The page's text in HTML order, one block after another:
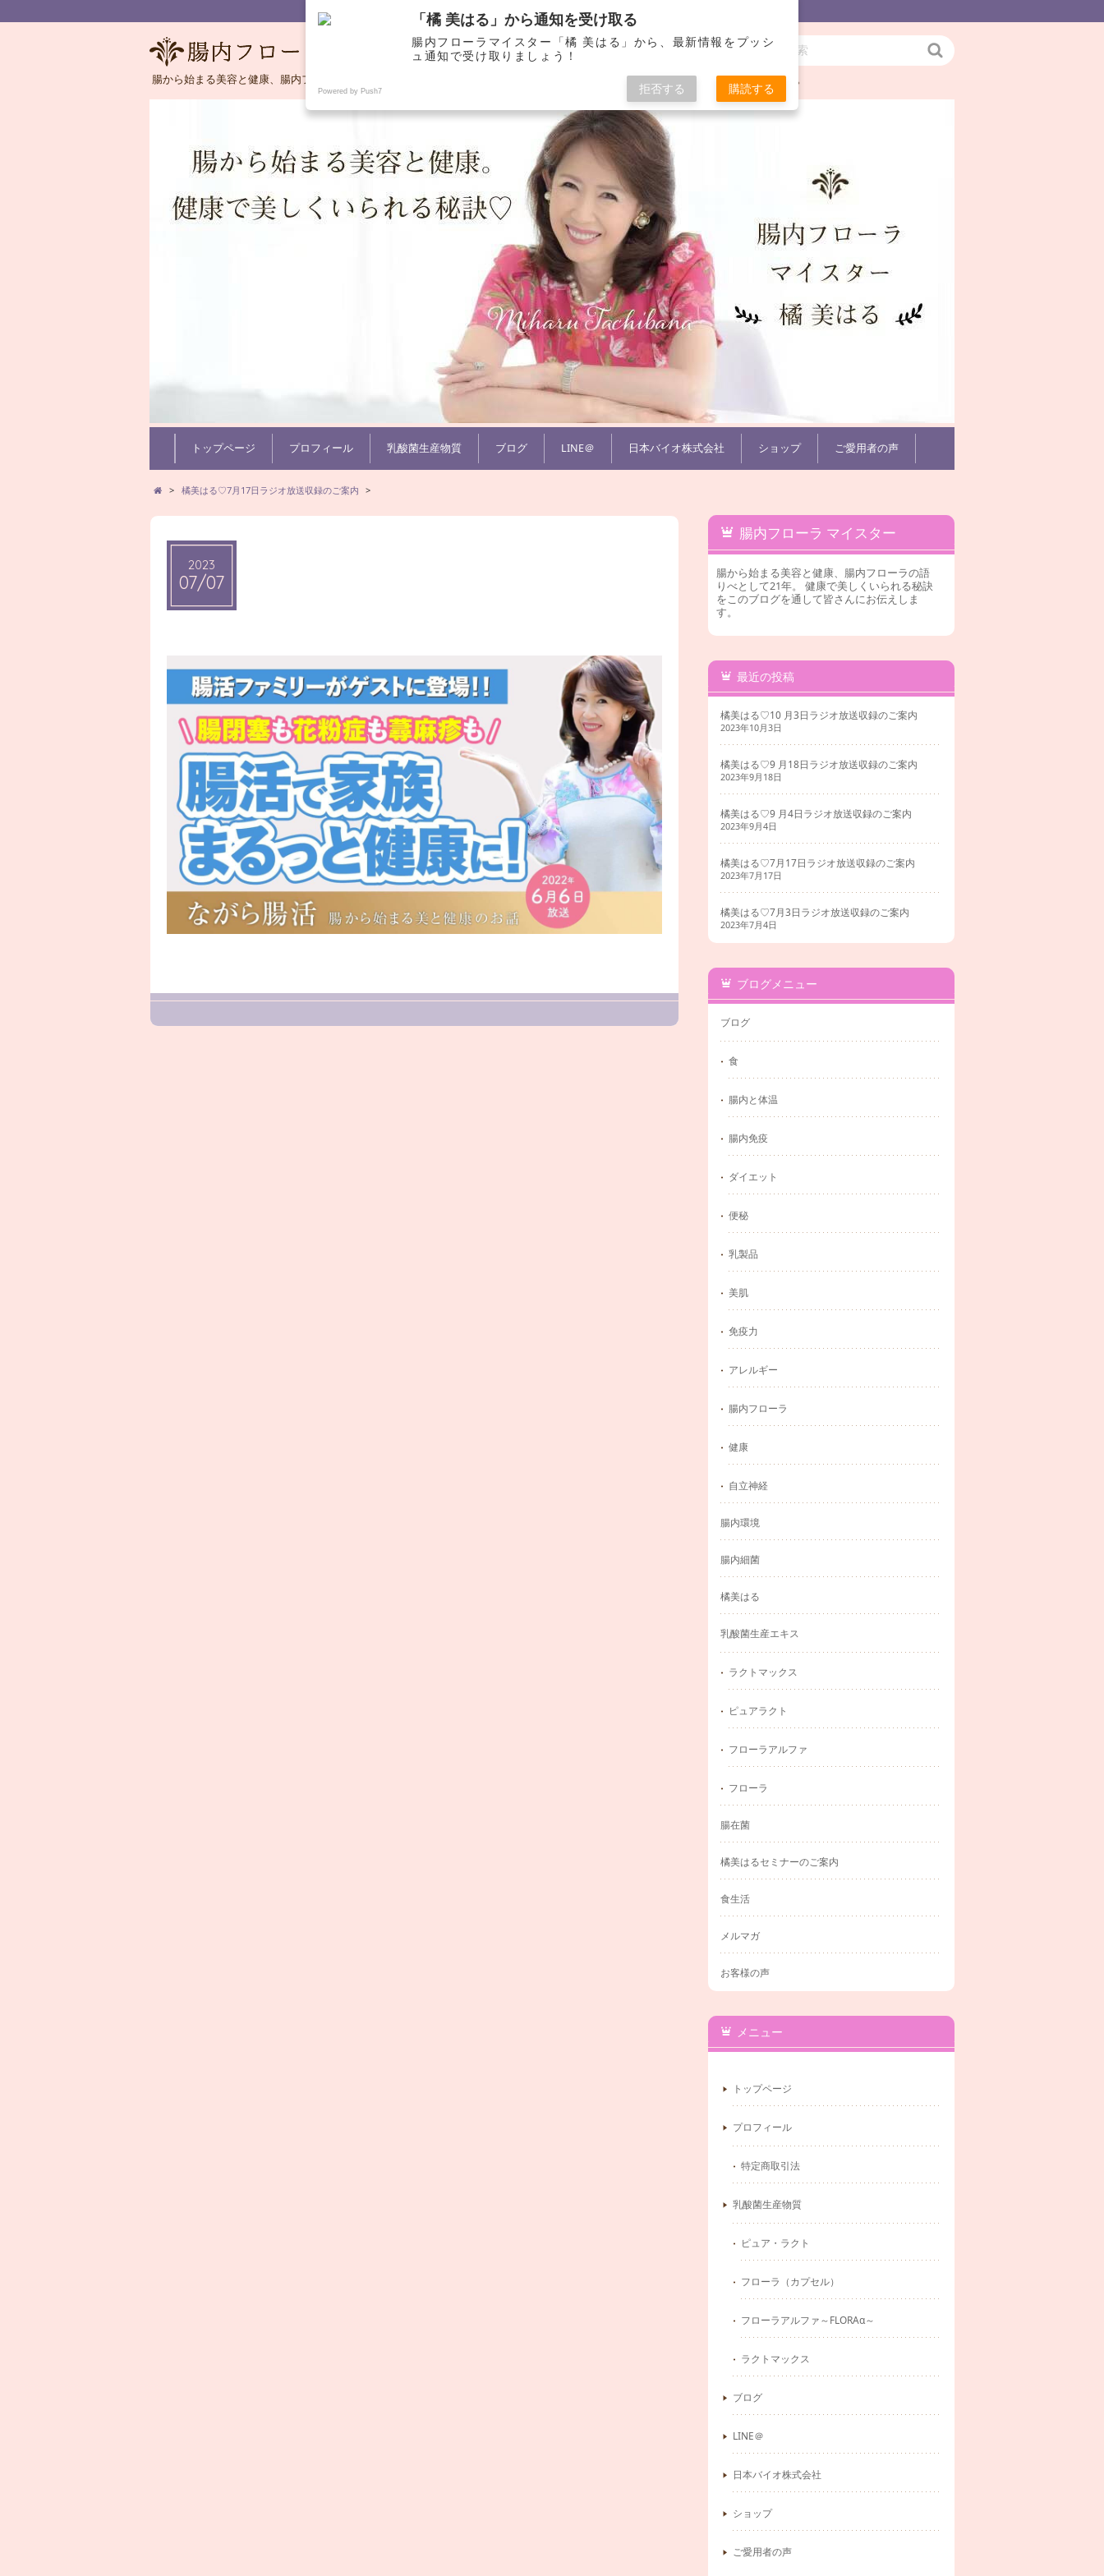
腸から始まる美容と健康、腸内フローラの語りべとして21年。 健康で美しくいられる秘訣をこのブログを通して皆さんにお伝えします。
索
トップページ プロフィール 乳酸菌生産物質 ブログ LINE＠ 日本バイオ株式会社 ショップ ご愛用者の声
> 橘美はる♡7月17日ラジオ放送収録のご案内 >
2023
07/07
腸内フローラ マイスター
腸から始まる美容と健康、腸内フローラの語
りべとして21年。 健康で美しくいられる秘訣
をこのブログを通して皆さんにお伝えしま
す。
最近の投稿
橘美はる♡10 月3日ラジオ放送収録のご案内
2023年10月3日
橘美はる♡9 月18日ラジオ放送収録のご案内
2023年9月18日
橘美はる♡9 月4日ラジオ放送収録のご案内
2023年9月4日
橘美はる♡7月17日ラジオ放送収録のご案内
2023年7月17日
橘美はる♡7月3日ラジオ放送収録のご案内
2023年7月4日
ブログメニュー
ブログ
食
腸内と体温
腸内免疫
ダイエット
便秘
乳製品
美肌
免疫力
アレルギー
腸内フローラ
健康
自立神経
腸内環境
腸内細菌
橘美はる
乳酸菌生産エキス
ラクトマックス
ピュアラクト
フローラアルファ
フローラ
腸在菌
橘美はるセミナーのご案内
食生活
メルマガ
お客様の声
メニュー
トップページ
プロフィール
特定商取引法
乳酸菌生産物質
ピュア・ラクト
フローラ（カプセル）
フローラアルファ～FLORAα～
ラクトマックス
ブログ
LINE＠
日本バイオ株式会社
ショップ
ご愛用者の声
「橘 美はる」から通知を受け取る
腸内フローラマイスター「橘 美はる」から、最新情報をプッシ
ュ通知で受け取りましょう！
Powered by Push7 拒否する 購読する